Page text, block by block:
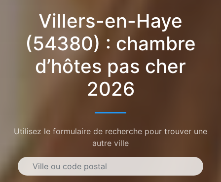
Villers-en-Haye
(54380) : chambre
d’hôtes pas cher
2026
Utilisez le formulaire de recherche pour trouver une
autre ville